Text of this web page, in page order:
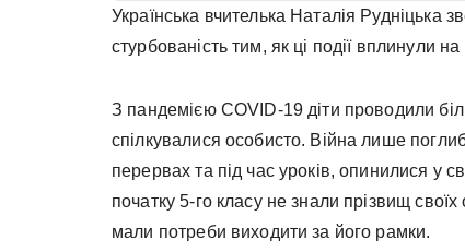
Українська вчителька Наталія Рудніцька
стурбованість тим, як ці події вплинули на
З пандемією COVID-19 діти проводили
спілкувалися особисто. Війна лише
перервах та під час уроків, опинилися у
початку 5-го класу не знали прізвищ
мали потреби виходити за його рамки.